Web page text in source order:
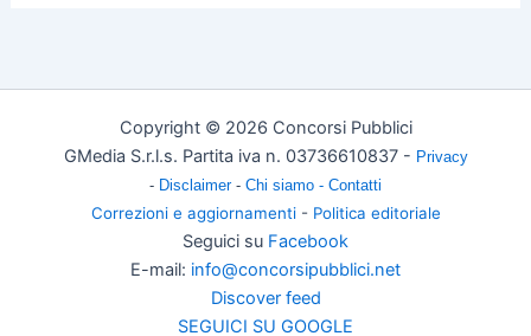
Copyright © 2026 Concorsi Pubblici
GMedia S.r.l.s. Partita iva n. 03736610837 - Privacy
- Disclaimer - Chi siamo - Contatti
Correzioni e aggiornamenti- Politica editoriale
Seguici su Facebook
E-mail: info@concorsipubblici.net
Discover feed
SEGUICI SU GOOGLE